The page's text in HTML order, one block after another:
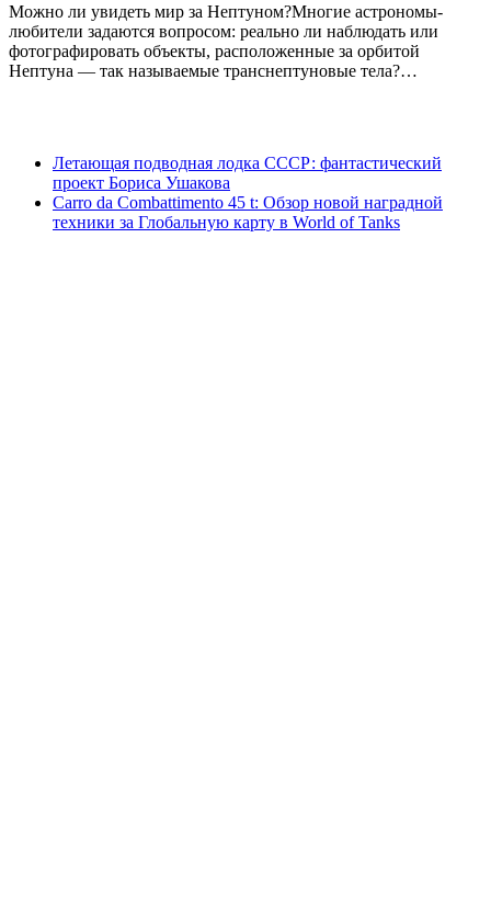
Можно ли увидеть мир за Нептуном?Многие астрономы-
любители задаются вопросом: реально ли наблюдать или
фотографировать объекты, расположенные за орбитой
Нептуна — так называемые транснептуновые тела?…
Летающая подводная лодка СССР: фантастический
проект Бориса Ушакова
Carro da Combattimento 45 t: Обзор новой наградной
техники за Глобальную карту в World of Tanks